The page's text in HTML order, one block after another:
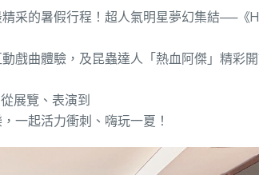
采的暑假行程！超人氣明星夢幻集結──《
戲曲體驗，及昆蟲達人「熱血阿傑」精彩
展覽、表演到
一起活力衝刺、嗨玩一夏！